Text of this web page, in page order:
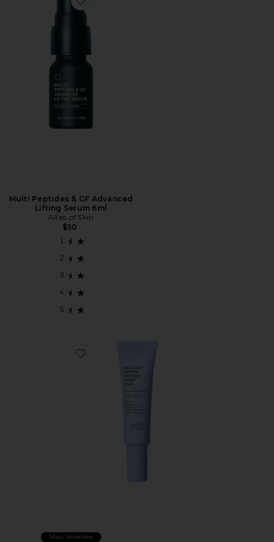
Favorite Multi Peptides & GF Advanced Lifting Serum
Multi Peptides & GF Advanced
Lifting Serum 6ml
Allies of Skin
$50
Favorite Molecular Barrier Recovery Cream Balm
Mais Vendidos